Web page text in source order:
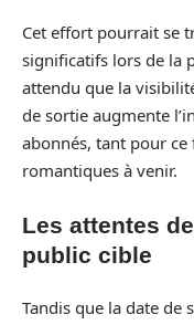
Cet effort pourrait se
significatifs lors de la
attendu que la
de sortie augmente
abonnés, tant pour
romantiques à venir.
Les attentes
public cible
Tandis que la date de